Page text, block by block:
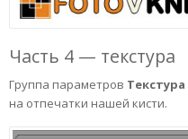
Часть 4 — текстура
Группа параметров Текстура
на отпечатки нашей кисти.